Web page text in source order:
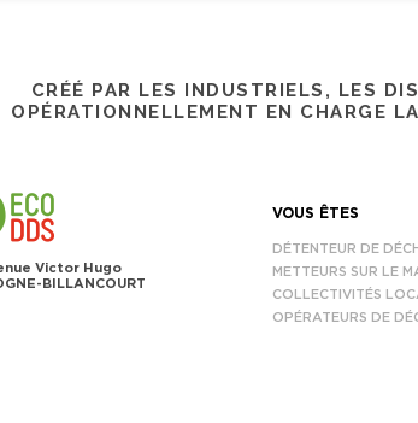
CRÉÉ PAR LES INDUSTRIELS, LES
OPÉRATIONNELLEMENT EN CHARGE
Victor Hugo
BILLANCOURT
VOUS ÊTES
DÉTENTEUR DE
METTEURS SUR LE
COLLECTIVITÉS
OPÉRATEURS DE